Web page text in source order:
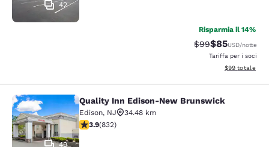
42
Risparmia il 14%
Tariffa di
$99Tariffa
$85USD/notte
Tariffa per i soci
Visualizza i
$99 totale
Quality Inn Edison-New Brunswick
49
Quality Inn Edison-New Brunswick
Edison, NJ
34.48 km
Valutazione di 3.89 stelle. Buono. 832 recensioni
3.9(832)